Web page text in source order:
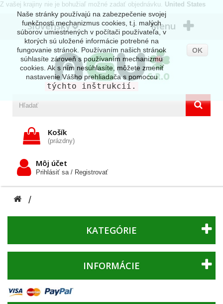
Z vašej krajiny nie je bohužiaľ možné zadať objednávku. United States
Slovensky Menu
Košík
(prázdny)
Môj účet
Prihlásiť sa / Registrovať
KATEGÓRIE
INFORMÁCIE
Naše stránky používajú na zabezpečenie svojej
funkčnosti mechanizmus cookies, t.j. malých
súborov umiestnených v počítači používateľa, v
ktorých sú uložené informácie potrebné na
fungovanie stránok. Používaním našich stránok
súhlasíte zároveň s používaním mechanizmu
cookies. Ak s ním nesúhlasíte, môžete zmeniť
nastavenie Vášho prehliadača s pomocou
týchto inštrukcií.
OK